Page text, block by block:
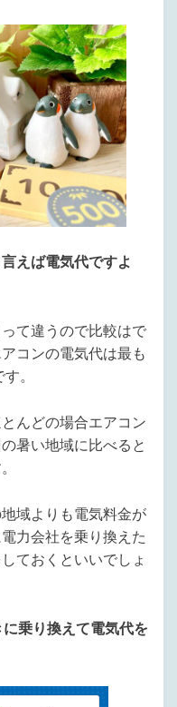
えば電気代ですよ
て違うので比較はで
コンの電気代は最も
。
んどの場合エアコン
暑い地域に比べると
域よりも電気料金が
力会社を乗り換えた
ておくといいでしょ
乗り換えて電気代を